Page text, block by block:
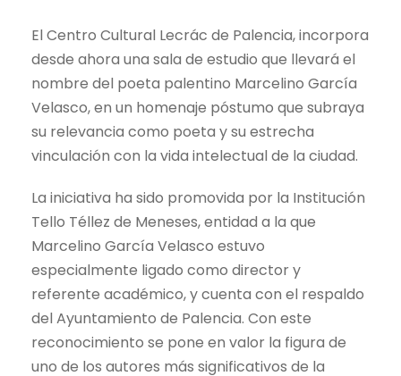
El Centro Cultural Lecrác de Palencia, incorpora
desde ahora una sala de estudio que llevará el
nombre del poeta palentino Marcelino García
Velasco, en un homenaje póstumo que subraya
su relevancia como poeta y su estrecha
vinculación con la vida intelectual de la ciudad.
La iniciativa ha sido promovida por la Institución
Tello Téllez de Meneses, entidad a la que
Marcelino García Velasco estuvo
especialmente ligado como director y
referente académico, y cuenta con el respaldo
del Ayuntamiento de Palencia. Con este
reconocimiento se pone en valor la figura de
uno de los autores más significativos de la